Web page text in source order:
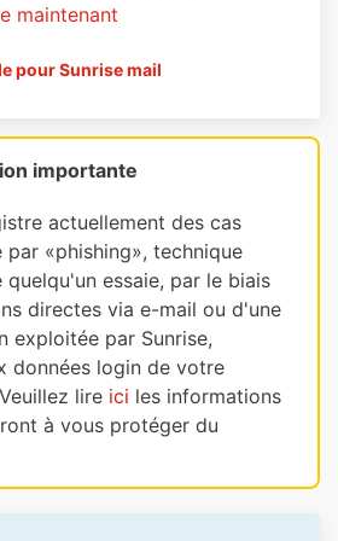
maintenant
pour Sunrise mail
importante
actuellement des cas
«phishing», technique
quelqu'un essaie, par le biais
directes via e-mail ou d'une
exploitée par Sunrise,
données login de votre
lire ici les informations
à vous protéger du